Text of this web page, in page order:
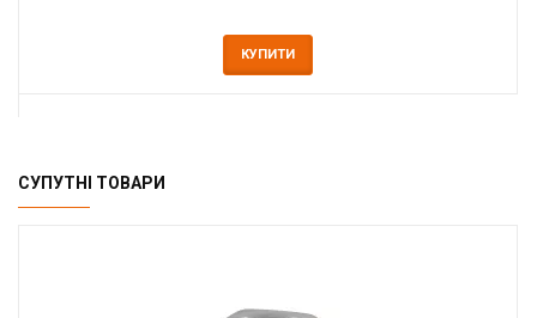
КУПИТИ
СУПУТНІ ТОВАРИ